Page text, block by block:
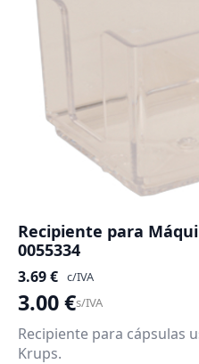
Recipiente para
0055334
3.69€ c/IVA
3.00€s/IVA
Recipiente para cápsulas
Krups.